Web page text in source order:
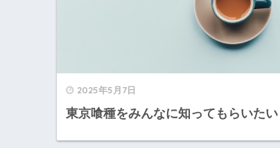
2025年5月7日
東京喰種をみんなに知ってもらいたい